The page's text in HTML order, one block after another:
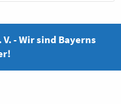
- Wir sind Bayerns